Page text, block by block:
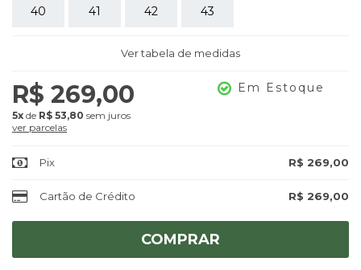
40 41 42 43
Ver tabela de medidas
R$ 269,00
5x de R$ 53,80 sem juros
ver parcelas
Em Estoque
Pix R$ 269,00
Cartão de Crédito R$ 269,00
COMPRAR